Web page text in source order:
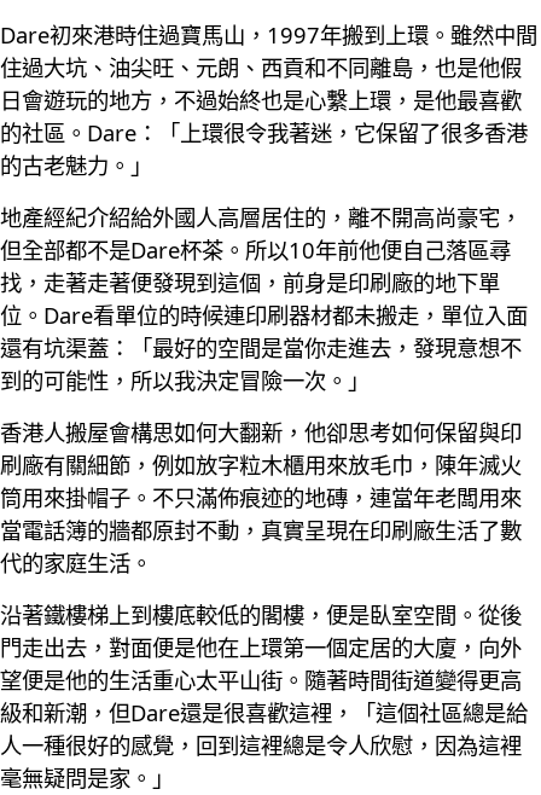
Dare初來港時住過寶馬山，1997年搬到上環。雖然中間
住過大坑、油尖旺、元朗、西貢和不同離島，也是他假
日會遊玩的地方，不過始終也是心繫上環，是他最喜歡
的社區。Dare：「上環很令我著迷，它保留了很多香港
的古老魅力。」
地產經紀介紹給外國人高層居住的，離不開高尚豪宅，
但全部都不是Dare杯茶。所以10年前他便自己落區尋
找，走著走著便發現到這個，前身是印刷廠的地下單
位。Dare看單位的時候連印刷器材都未搬走，單位入面
還有坑渠蓋：「最好的空間是當你走進去，發現意想不
到的可能性，所以我決定冒險一次。」
香港人搬屋會構思如何大翻新，他卻思考如何保留與印
刷廠有關細節，例如放字粒木櫃用來放毛巾，陳年滅火
筒用來掛帽子。不只滿佈痕迹的地磚，連當年老闆用來
當電話簿的牆都原封不動，真實呈現在印刷廠生活了數
代的家庭生活。
沿著鐵樓梯上到樓底較低的閣樓，便是臥室空間。從後
門走出去，對面便是他在上環第一個定居的大廈，向外
望便是他的生活重心太平山街。隨著時間街道變得更高
級和新潮，但Dare還是很喜歡這裡，「這個社區總是給
人一種很好的感覺，回到這裡總是令人欣慰，因為這裡
毫無疑問是家。」